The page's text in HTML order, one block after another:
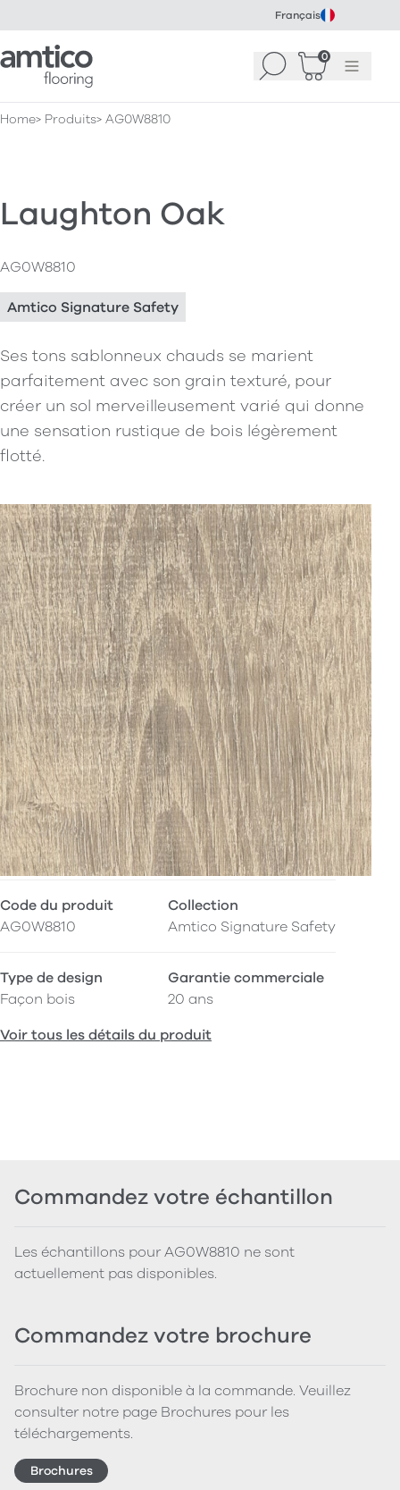
Français
Amtico Flooring Recherche
0
Panier(0)
Menu
Home Produits AG0W8810
Laughton Oak
AG0W8810
Amtico Signature Safety
Ses tons sablonneux chauds se marient
parfaitement avec son grain texturé, pour
créer un sol merveilleusement varié qui donne
une sensation rustique de bois légèrement
flotté.
Code du produit
AG0W8810
Collection
Amtico Signature Safety
Type de design
Façon bois
Garantie commerciale
20 ans
Voir tous les détails du produit
Commandez votre échantillon
Les échantillons pour AG0W8810 ne sont
actuellement pas disponibles.
Commandez votre brochure
Brochure non disponible à la commande. Veuillez
consulter notre page Brochures pour les
téléchargements.
Brochures